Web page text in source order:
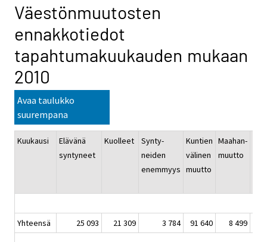
Väestönmuutosten
ennakkotiedot
tapahtumakuukauden mukaan
2010
Avaa taulukko
suurempana
Kuukausi
Elävänä
syntyneet
Kuolleet
Synty-
neiden
enemmyys
Kuntien
välinen
muutto
Maahan-
muutto
Yhteensä 25 093 21 309 3 784 91 640 8 499